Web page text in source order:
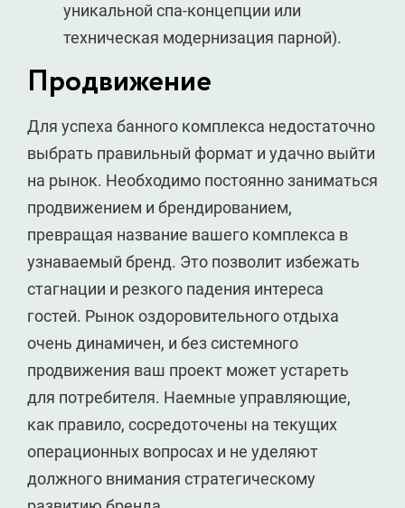
уникальной спа-концепции или
техническая модернизация парной).
Продвижение
Для успеха банного комплекса недостаточно
выбрать правильный формат и удачно выйти
на рынок. Необходимо постоянно заниматься
продвижением и брендированием,
превращая название вашего комплекса в
узнаваемый бренд. Это позволит избежать
стагнации и резкого падения интереса
гостей. Рынок оздоровительного отдыха
очень динамичен, и без системного
продвижения ваш проект может устареть
для потребителя. Наемные управляющие,
как правило, сосредоточены на текущих
операционных вопросах и не уделяют
должного внимания стратегическому